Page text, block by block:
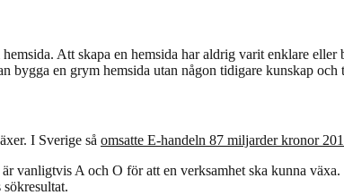
Att skapa en hemsida har aldrig varit enklare eller
bygga en grym hemsida utan någon tidigare kunskap och
I Sverige så omsatte E-handeln 87 miljarder kronor
vanligtvis A och O för att en verksamhet ska kunna